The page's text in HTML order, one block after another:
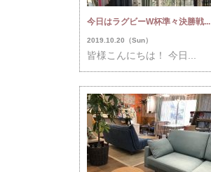
今日はラグビーW杯準々決勝戦...
2019.10.20（Sun）
皆様こんにちは！ 今日...